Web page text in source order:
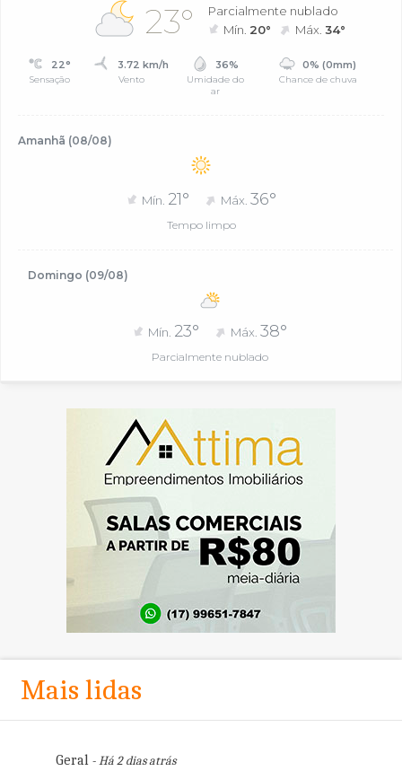
23°
Parcialmente nublado
Mín. 20° Máx.34°
22°
Sensação
3.72 km/h
Vento
36%
Umidade do
ar
0% (0mm)
Chance de chuva
Amanhã (08/08)
Mín. 21° Máx. 36°
Tempo limpo
Domingo (09/08)
Mín. 23° Máx.38°
Parcialmente nublado
Mais lidas
Geral- Há 2 dias atrás